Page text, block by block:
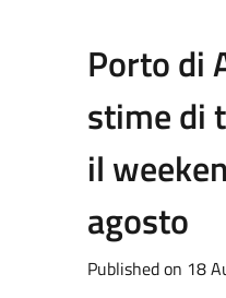
Porto di
stime di
il
agosto
Published on 18